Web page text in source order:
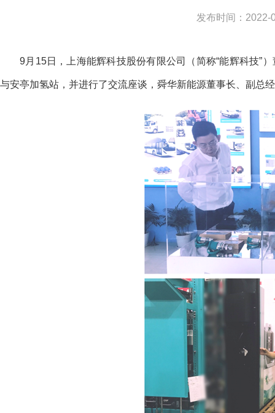
发布时间： 2022-
9月15日，上海能辉科技股份有限公司（简称“能辉科技”
与安亭加氢站，并进行了交流座谈，舜华新能源董事长、副总